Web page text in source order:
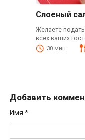
Слоеный
Желаете
всех ваших
30 мин.
Добавить
Имя *